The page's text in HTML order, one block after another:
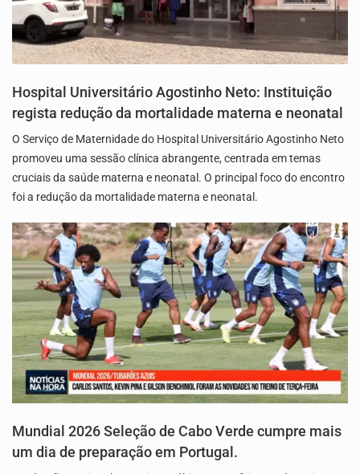
Hospital Universitário Agostinho Neto: Instituição
regista redução da mortalidade materna e neonatal
O Serviço de Maternidade do Hospital Universitário Agostinho Neto
promoveu uma sessão clínica abrangente, centrada em temas
cruciais da saúde materna e neonatal. O principal foco do encontro
foi a redução da mortalidade materna e neonatal.
Mundial 2026 Seleção de Cabo Verde cumpre mais
um dia de preparação em Portugal.